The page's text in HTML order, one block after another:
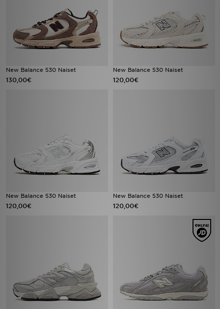
New Balance 530 Naiset
130,00€
New Balance 530 Naiset
120,00€
New Balance 530 Naiset
120,00€
New Balance 530 Naiset
120,00€